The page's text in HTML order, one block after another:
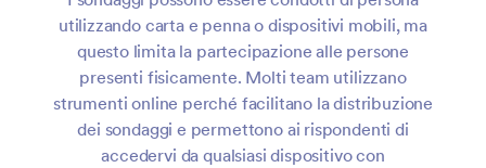
utilizzando carta e penna o dispositivi mobili, ma
questo limita la partecipazione alle persone
presenti fisicamente. Molti team utilizzano
strumenti online perché facilitano la distribuzione
dei sondaggi e permettono ai rispondenti di
accedervi da qualsiasi dispositivo con